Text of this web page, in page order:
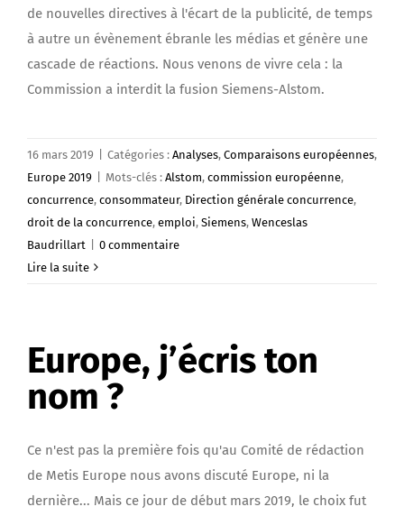
de nouvelles directives à l'écart de la publicité, de temps
à autre un évènement ébranle les médias et génère une
cascade de réactions. Nous venons de vivre cela : la
Commission a interdit la fusion Siemens-Alstom.
16 mars 2019 Catégories : Analyses, Comparaisons européennes,
Europe 2019
Mots-clés : Alstom, commission européenne,
concurrence, consommateur, Direction générale concurrence,
droit de la concurrence, emploi, Siemens, Wenceslas
Baudrillart
0 commentaire
Lire la suite
Europe, j’écris ton
nom ?
Ce n'est pas la première fois qu'au Comité de rédaction
de Metis Europe nous avons discuté Europe, ni la
dernière... Mais ce jour de début mars 2019, le choix fut